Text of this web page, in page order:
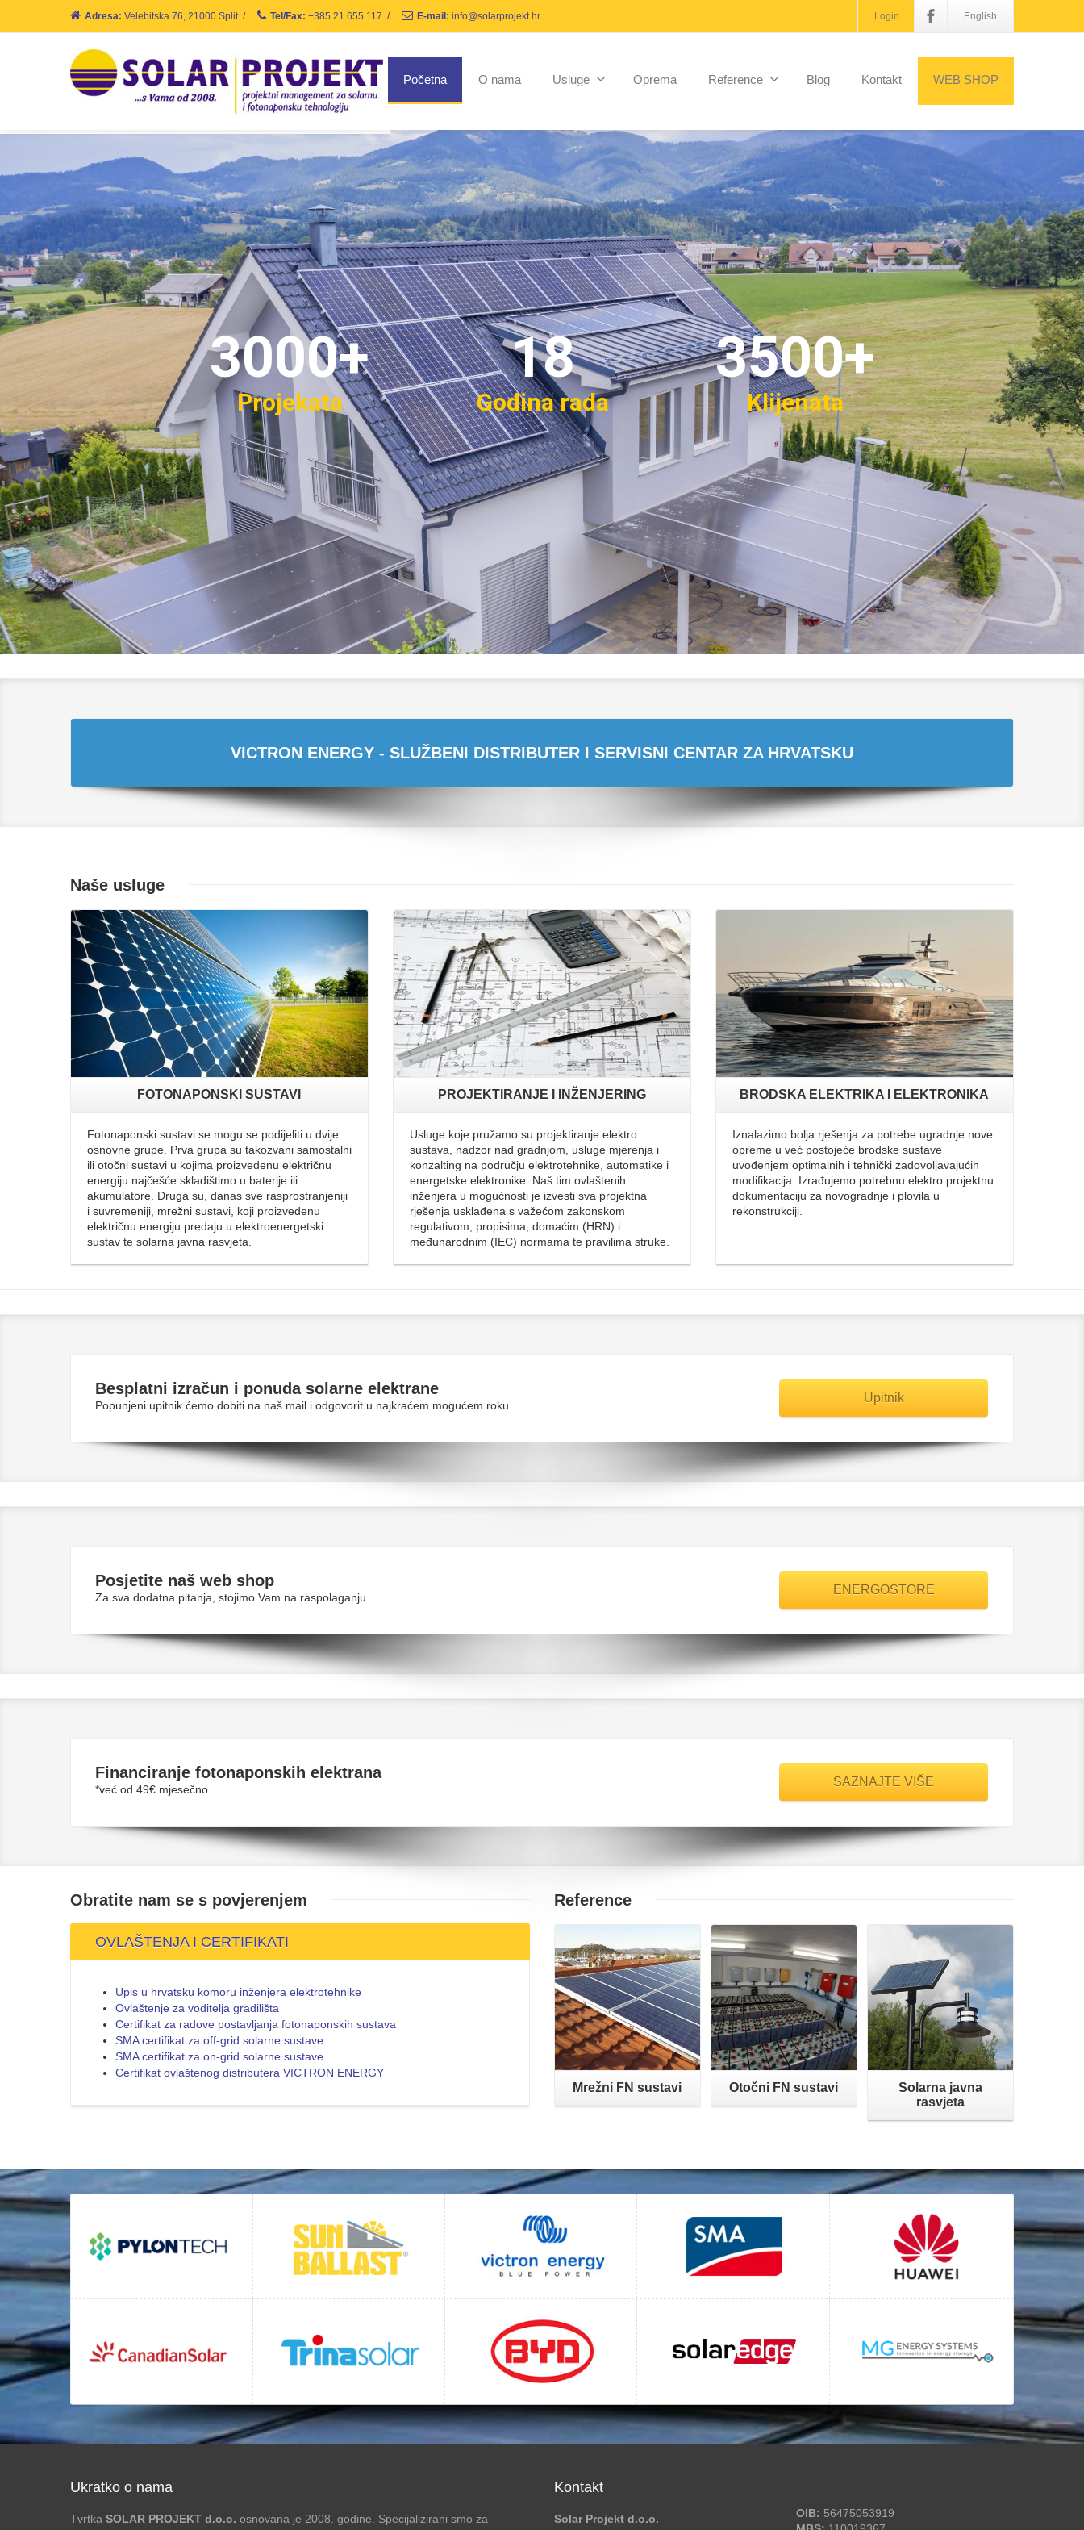
Adresa: Velebitska 76, 21000 Split / Tel/Fax: +385 21 655 117 / E-mail: info@solarprojekt.hr Login English
Početna O nama Usluge Oprema Reference Blog Kontakt WEB SHOP
3000+
Projekata
18
Godina rada
3500+
Klijenata
VICTRON ENERGY - SLUŽBENI DISTRIBUTER I SERVISNI CENTAR ZA HRVATSKU
Naše usluge
Opširnije
FOTONAPONSKI SUSTAVI
Fotonaponski sustavi se mogu se podijeliti u dvije
osnovne grupe. Prva grupa su takozvani samostalni
ili otočni sustavi u kojima proizvedenu električnu
energiju najčešće skladištimo u baterije ili
akumulatore. Druga su, danas sve rasprostranjeniji
i suvremeniji, mrežni sustavi, koji proizvedenu
električnu energiju predaju u elektroenergetski
sustav te solarna javna rasvjeta.
Opširnije
PROJEKTIRANJE I INŽENJERING
Usluge koje pružamo su projektiranje elektro
sustava, nadzor nad gradnjom, usluge mjerenja i
konzalting na području elektrotehnike, automatike i
energetske elektronike. Naš tim ovlaštenih
inženjera u mogućnosti je izvesti sva projektna
rješenja usklađena s važećom zakonskom
regulativom, propisima, domaćim (HRN) i
međunarodnim (IEC) normama te pravilima struke.
BRODSKA ELEKTRIKA I ELEKTRONIKA
Iznalazimo bolja rješenja za potrebe ugradnje nove
opreme u već postojeće brodske sustave
uvođenjem optimalnih i tehnički zadovoljavajućih
modifikacija. Izrađujemo potrebnu elektro projektnu
dokumentaciju za novogradnje i plovila u
rekonstrukciji.
Besplatni izračun i ponuda solarne elektrane
Popunjeni upitnik ćemo dobiti na naš mail i odgovorit u najkraćem mogućem roku
Upitnik
Posjetite naš web shop
Za sva dodatna pitanja, stojimo Vam na raspolaganju.
ENERGOSTORE
Financiranje fotonaponskih elektrana
*već od 49€ mjesečno
SAZNAJTE VIŠE
Obratite nam se s povjerenjem
OVLAŠTENJA I CERTIFIKATI
Upis u hrvatsku komoru inženjera elektrotehnike
Ovlaštenje za voditelja gradilišta
Certifikat za radove postavljanja fotonaponskih sustava
SMA certifikat za off-grid solarne sustave
SMA certifikat za on-grid solarne sustave
Certifikat ovlaštenog distributera VICTRON ENERGY
Reference
Opširnije
Mrežni FN sustavi
Opširnije
Otočni FN sustavi
Opširnije
Solarna javna
rasvjeta
Ukratko o nama
Tvrtka SOLAR PROJEKT d.o.o. osnovana je 2008. godine. Specijalizirani smo za
Kontakt
Solar Projekt d.o.o.
OIB: 56475053919